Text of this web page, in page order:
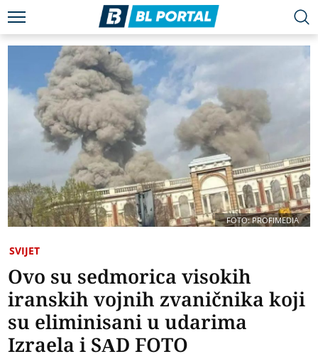
FOTO: PROFIMEDIA
SVIJET
Ovo su sedmorica visokih
iranskih vojnih zvaničnika koji
su eliminisani u udarima
Izraela i SAD FOTO